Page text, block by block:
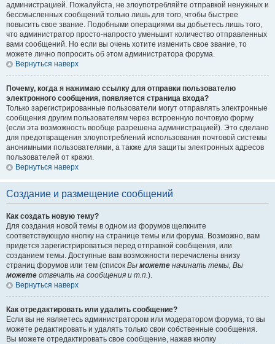
администрацией. Пожалуйста, не злоупотребляйте отправкой ненужных и
бессмысленных сообщений только лишь для того, чтобы быстрее
повысить свое звание. Подобными операциями вы добьетесь лишь того,
что администратор просто-напросто уменьшит количество отправленных
вами сообщений. Но если вы очень хотите изменить свое звание, то
можете лично попросить об этом администратора форума.
Вернуться наверх
Почему, когда я нажимаю ссылку для отправки пользователю
электронного сообщения, появляется страница входа?
Только зарегистрированные пользователи могут отправлять электронные
сообщения другим пользователям через встроенную почтовую форму
(если эта возможность вообще разрешена администрацией). Это сделано
для предотвращения злоупотреблений использования почтовой системы
анонимными пользователями, а также для защиты электронных адресов
пользователей от кражи.
Вернуться наверх
Создание и размещение сообщений
Как создать новую тему?
Для создания новой темы в одном из форумов щелкните
соответствующую кнопку на странице темы или форума. Возможно, вам
придется зарегистрироваться перед отправкой сообщения, или
созданием темы. Доступные вам возможности перечислены внизу
страниц форумов или тем (список Вы можете начинать темы, Вы
можете отвечать на сообщения и т.п.).
Вернуться наверх
Как отредактировать или удалить сообщение?
Если вы не являетесь администратором или модератором форума, то вы
можете редактировать и удалять только свои собственные сообщения.
Вы можете отредактировать свое сообщение, нажав кнопку